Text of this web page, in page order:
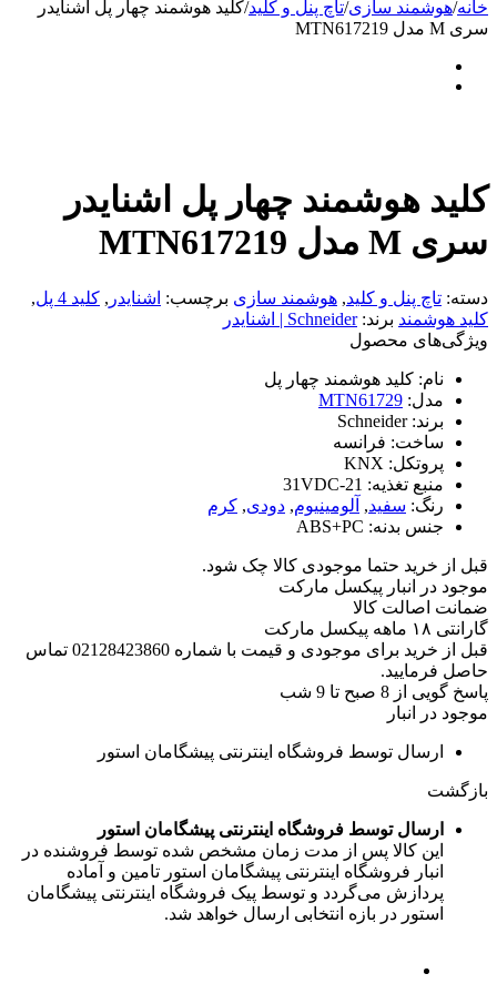
خانه/هوشمند سازی/تاچ پنل و کلید/کلید هوشمند چهار پل اشنایدر
سری M مدل MTN617219
کلید هوشمند چهار پل اشنایدر
سری M مدل MTN617219
دسته: تاچ پنل و کلید, هوشمند سازی برچسب: اشنایدر , کلید 4 پل
,
کلید هوشمند برند:Schneider | اشنایدر
ویژگی‌های محصول
نام: کلید هوشمند چهار پل
مدل: MTN61729
برند:Schneider
ساخت: فرانسه
پروتکل: KNX
منبع تغذیه: 21-31VDC
رنگ: سفید, آلومینیوم, دودی, کرم
جنس بدنه: ABS+PC
قبل از خرید حتما موجودی کالا چک شود.
موجود در انبار پیکسل مارکت
ضمانت اصالت کالا
گارانتی ۱۸ ماهه پیکسل مارکت
قبل از خرید برای موجودی و قیمت با شماره 02128423860 تماس
حاصل فرمایید.
پاسخ گویی از 8 صبح تا 9 شب
موجود در انبار
ارسال توسط فروشگاه اینترنتی پیشگامان استور
بازگشت
ارسال توسط فروشگاه اینترنتی پیشگامان استور
این کالا پس از مدت زمان مشخص شده توسط فروشنده در
انبار فروشگاه اینترنتی پیشگامان استور تامین و آماده
پردازش می‌گردد و توسط پیک فروشگاه اینترنتی پیشگامان
استور در بازه انتخابی ارسال خواهد شد.